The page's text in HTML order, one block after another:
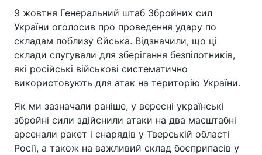
9 жовтня Генеральний штаб Збройних сил
України оголосив про проведення удару по
складам поблизу Єйська. Відзначили, що ці
склади слугували для зберігання безпілотників,
які російські військові систематично
використовують для атак на територію України.
Як ми зазначали раніше, у вересні українські
збройні сили здійснили атаки на два масштабні
арсенали ракет і снарядів у Тверській області
Росії, а також на важливий склад боєприпасів у